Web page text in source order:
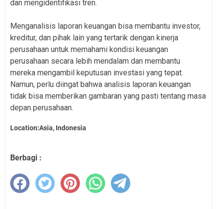
dan mengidentifikasi tren.
Menganalisis laporan keuangan bisa membantu investor,
kreditur, dan pihak lain yang tertarik dengan kinerja
perusahaan untuk memahami kondisi keuangan
perusahaan secara lebih mendalam dan membantu
mereka mengambil keputusan investasi yang tepat.
Namun, perlu diingat bahwa analisis laporan keuangan
tidak bisa memberikan gambaran yang pasti tentang masa
depan perusahaan.
Location:Asia, Indonesia
Berbagi :